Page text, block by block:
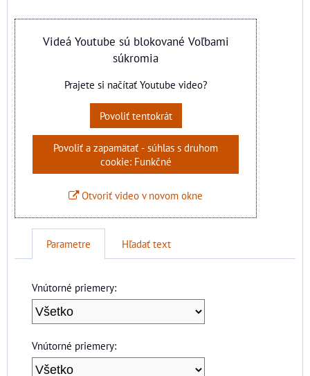
Videá Youtube sú blokované Voľbami
súkromia
Prajete si načítať Youtube video?
Povoliť tentokrát
Povoliť a zapamätať - súhlas s druhom
cookie: Funkčné
Otvoriť video v novom okne
Parametre Hľadať text
Vnútorné priemery:
Vnútorné priemery: